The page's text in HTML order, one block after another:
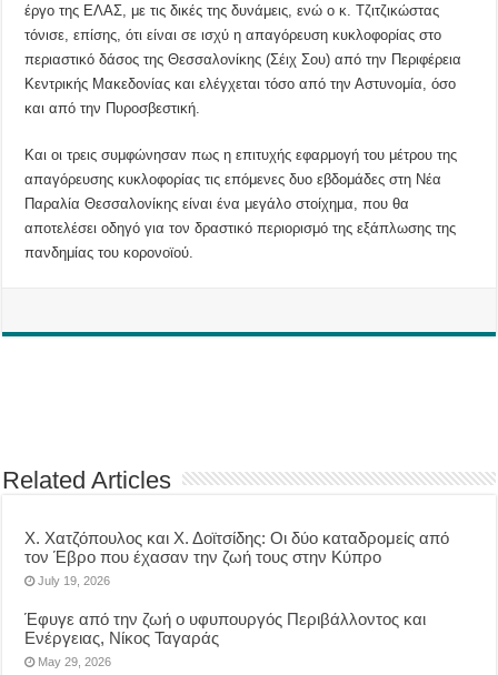
έργο της ΕΛΑΣ, με τις δικές της δυνάμεις, ενώ ο κ. Τζιτζικώστας
τόνισε, επίσης, ότι είναι σε ισχύ η απαγόρευση κυκλοφορίας στο
περιαστικό δάσος της Θεσσαλονίκης (Σέιχ Σου) από την Περιφέρεια
Κεντρικής Μακεδονίας και ελέγχεται τόσο από την Αστυνομία, όσο
και από την Πυροσβεστική.
Και οι τρεις συμφώνησαν πως η επιτυχής εφαρμογή του μέτρου της
απαγόρευσης κυκλοφορίας τις επόμενες δυο εβδομάδες στη Νέα
Παραλία Θεσσαλονίκης είναι ένα μεγάλο στοίχημα, που θα
αποτελέσει οδηγό για τον δραστικό περιορισμό της εξάπλωσης της
πανδημίας του κορονοϊού.
Related Articles
Χ. Χατζόπουλος και Χ. Δοϊτσίδης: Οι δύο καταδρομείς από
τον Έβρο που έχασαν την ζωή τους στην Κύπρο
July 19, 2026
Έφυγε από την ζωή ο υφυπουργός Περιβάλλοντος και
Ενέργειας, Νίκος Ταγαράς
May 29, 2026